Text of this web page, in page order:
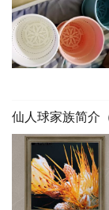
仙人球家族简介